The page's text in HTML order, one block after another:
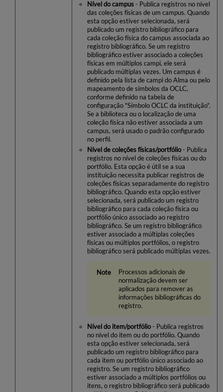
Nível do campus - Publica registros no nível
das coleções físicas de um campus. Quando
esta opção estiver selecionada, será
publicado um registro bibliográfico para
cada coleção física do campus associada ao
registro bibliográfico. Se um registro
bibliográfico estiver associado a coleções
físicas em múltiplos campi, ele será
publicado múltiplas vezes. Um campus é
definido pela lista de campi do Alma ou pelo
mapeamento de símbolos da OCLC,
conforme definido na tabela de
configuração "Símbolo OCLC da instituição".
Se a biblioteca ou o localização de uma
coleção física não estiver associada a um
campus, será usado o padrão configurado
no perfil.
Nível de coleções físicas/portfólio- Publica
registros no nível de coleções físicas ou do
portfólio. Esta opção é útil se a sua
instituição necessita publicar registros de
coleções físicas separadamente do registro
bibliográfico. Quando esta opção estiver
selecionada, será publicado um registro
bibliográfico para cada coleção física ou
portfólio único associado ao registro
bibliográfico. Se um registro bibliográfico
estiver associado a múltiplas coleções
físicas ou múltiplos portfólios, o registro
bibliográfico será publicado múltiplas vezes.
Processos adicionais de
normalização devem ser
aplicados para remover as
informações bibliográficas do
registro.
Nível do item/portfólio- Publica registros
no nível do item ou do portfólio. Quando
esta opção estiver selecionada, será
publicado um registro bibliográfico para
cada item ou portfólio único associado ao
registro. Se um registro bibliográfico
estiver associado a múltiplos portfólios ou
itens, o registro bibliográfico será publicado